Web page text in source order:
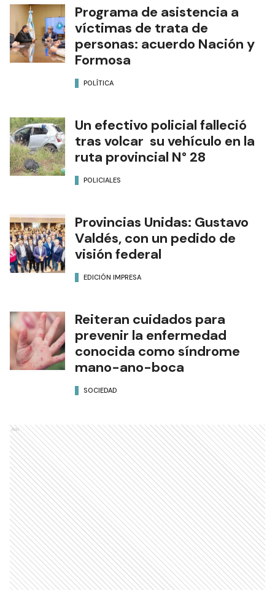
Programa de asistencia a
víctimas de trata de
personas: acuerdo Nación y
Formosa
POLÍTICA
Un efectivo policial falleció
tras volcar su vehículo en la
ruta provincial N° 28
POLICIALES
Provincias Unidas: Gustavo
Valdés, con un pedido de
visión federal
EDICIÓN IMPRESA
Reiteran cuidados para
prevenir la enfermedad
conocida como síndrome
mano-ano-boca
SOCIEDAD
Ads